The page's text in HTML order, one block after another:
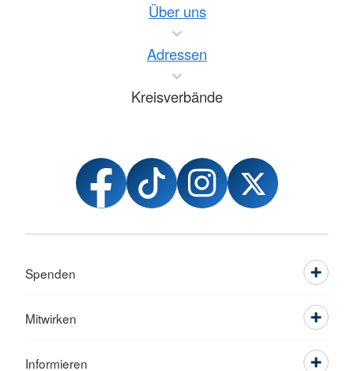
Über uns
Adressen
Kreisverbände
Spenden
Mitwirken
Informieren